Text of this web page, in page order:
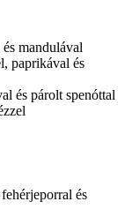
mandulával
paprikával és
és párolt spenóttal
és